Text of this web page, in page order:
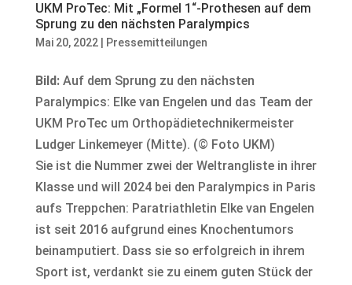
UKM ProTec: Mit „Formel 1“-Prothesen auf dem
Sprung zu den nächsten Paralympics
Mai 20, 2022| Pressemitteilungen
Bild:Auf dem Sprung zu den nächsten
Paralympics: Elke van Engelen und das Team der
UKM ProTec um Orthopädietechnikermeister
Ludger Linkemeyer (Mitte). (© Foto UKM)
Sie ist die Nummer zwei der Weltrangliste in ihrer
Klasse und will 2024 bei den Paralympics in Paris
aufs Treppchen: Paratriathletin Elke van Engelen
ist seit 2016 aufgrund eines Knochentumors
beinamputiert. Dass sie so erfolgreich in ihrem
Sport ist, verdankt sie zu einem guten Stück der